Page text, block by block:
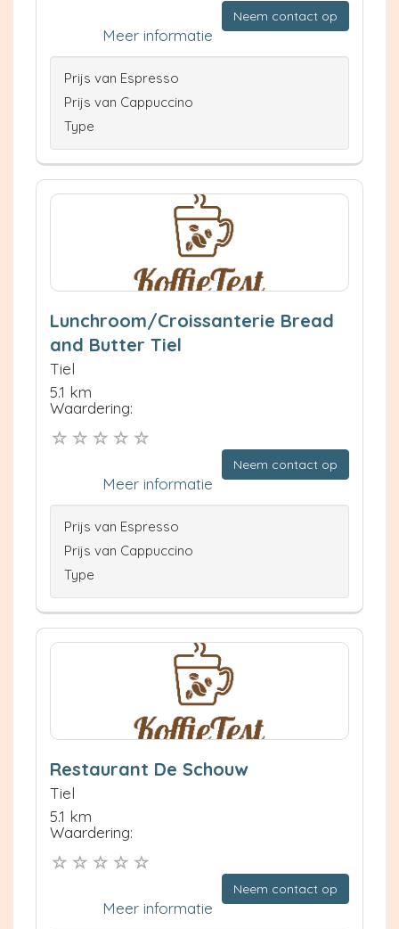
Neem contact op
Meer informatie
Prijs van Espresso
Prijs van Cappuccino
Type
Lunchroom/Croissanterie Bread
and Butter Tiel
Tiel
5.1 km
Waardering:
Neem contact op
Meer informatie
Prijs van Espresso
Prijs van Cappuccino
Type
Restaurant De Schouw
Tiel
5.1 km
Waardering:
Neem contact op
Meer informatie